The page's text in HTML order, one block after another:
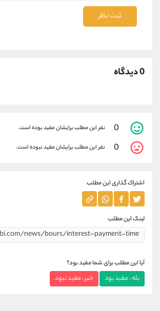
ثبت نظر
0 دیدگاه
0 نفر این مطلب برایشان مفید بوده است.
0 نفر این مطلب برایشان مفید نبوده است.
اشتراک گذاری این مطلب
لینک این مطلب
آیا این مطلب برای شما مفید بود؟
بله ، مفید بود خیر ، مفید نبود